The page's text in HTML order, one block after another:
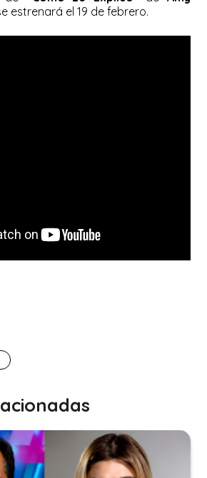
estrenará el 19 de febrero.